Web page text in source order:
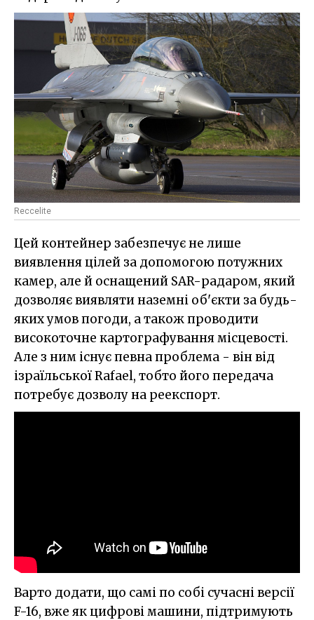
Reccelite
Цей контейнер забезпечує не лише
виявлення цілей за допомогою потужних
камер, але й оснащений SAR-радаром, який
дозволяє виявляти наземні об'єкти за будь-
яких умов погоди, а також проводити
високоточне картографування місцевості.
Але з ним існує певна проблема - він від
ізраїльської Rafael, тобто його передача
потребує дозволу на реекспорт.
Варто додати, що самі по собі сучасні версії
F-16, вже як цифрові машини, підтримують